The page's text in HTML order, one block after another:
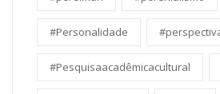
#Personalidade
#Pesquisaacadêmicacultural